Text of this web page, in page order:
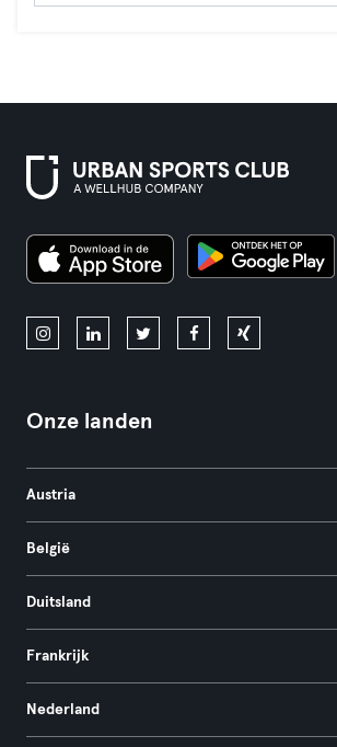
Onze landen
Austria
België
Duitsland
Frankrijk
Nederland